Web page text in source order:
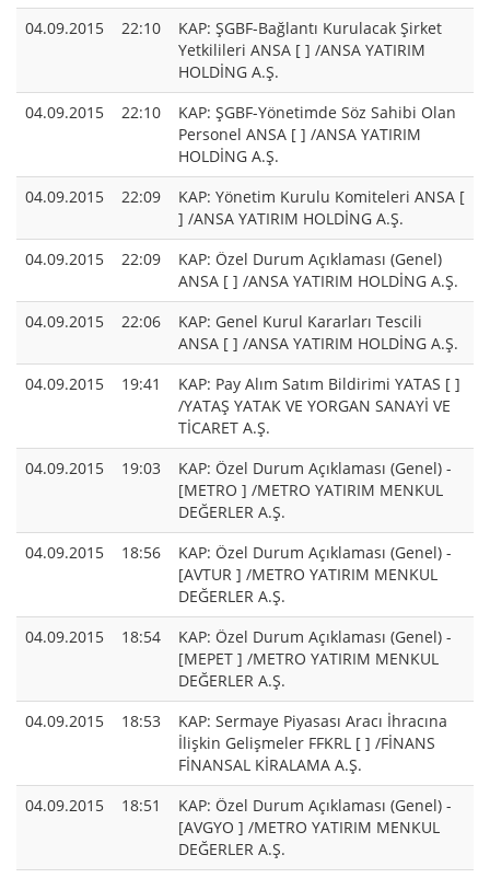
04.09.2015
22:10
KAP: ŞGBF-Bağlantı Kurulacak Şirket
Yetkilileri ANSA [ ] /ANSA YATIRIM
HOLDİNG A.Ş.
04.09.2015
22:10
KAP: ŞGBF-Yönetimde Söz Sahibi Olan
Personel ANSA [ ] /ANSA YATIRIM
HOLDİNG A.Ş.
04.09.2015
22:09
KAP: Yönetim Kurulu Komiteleri ANSA [
] /ANSA YATIRIM HOLDİNG A.Ş.
04.09.2015
22:09
KAP: Özel Durum Açıklaması (Genel)
ANSA [ ] /ANSA YATIRIM HOLDİNG A.Ş.
04.09.2015
22:06
KAP: Genel Kurul Kararları Tescili
ANSA [ ] /ANSA YATIRIM HOLDİNG A.Ş.
04.09.2015
19:41
KAP: Pay Alım Satım Bildirimi YATAS [ ]
/YATAŞ YATAK VE YORGAN SANAYİ VE
TİCARET A.Ş.
04.09.2015
19:03
KAP: Özel Durum Açıklaması (Genel) -
[METRO ] /METRO YATIRIM MENKUL
DEĞERLER A.Ş.
04.09.2015
18:56
KAP: Özel Durum Açıklaması (Genel) -
[AVTUR ] /METRO YATIRIM MENKUL
DEĞERLER A.Ş.
04.09.2015
18:54
KAP: Özel Durum Açıklaması (Genel) -
[MEPET ] /METRO YATIRIM MENKUL
DEĞERLER A.Ş.
04.09.2015
18:53
KAP: Sermaye Piyasası Aracı İhracına
İlişkin Gelişmeler FFKRL [ ] /FİNANS
FİNANSAL KİRALAMA A.Ş.
04.09.2015
18:51
KAP: Özel Durum Açıklaması (Genel) -
[AVGYO ] /METRO YATIRIM MENKUL
DEĞERLER A.Ş.